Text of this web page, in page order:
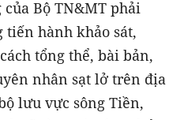
Bộ TN&MT phải
hành khảo sát,
tổng thể, bài bản,
nhân sạt lở trên địa
lưu vực sông Tiền,